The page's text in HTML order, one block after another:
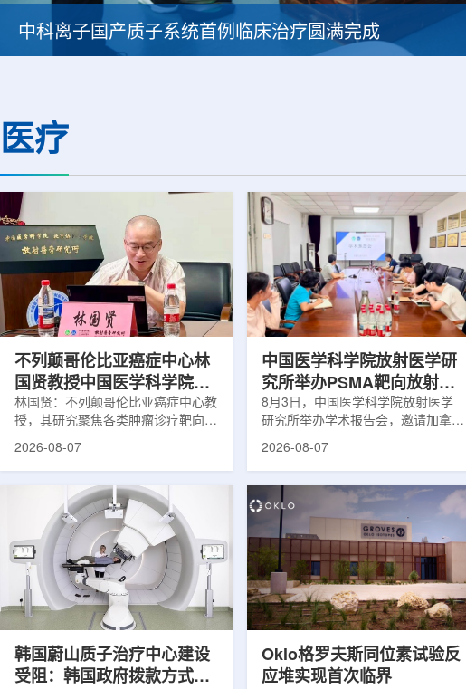
中科离子国产质子系统首例临床治疗圆满完成
医疗
不列颠哥伦比亚癌症中心林
国贤教授中国医学科学院放
射医学研究所开展学术交流
林国贤：不列颠哥伦比亚癌症中心教
授，其研究聚焦各类肿瘤诊疗靶向放
射性药物开发，迄今已主导/参与发
完成自研7款放射性药物的临床转
化，用于多种肿瘤诊疗。报告会上，
林国贤教授基于其团队多年的前沿探
索，系统梳理了针对前列腺癌靶点
PSMA的核药相关研究进展：一是F-
18标记PSMA靶向PET显像剂的分子
设计与临床优势;二是通过理性优化
分子结构，大幅提高Lu-177标记治
2026-08-07
中国医学科学院放射医学研
究所举办PSMA靶向放射性
药物学术报告会
8月3日，中国医学科学院放射医学
研究所举办学术报告会，邀请加拿大
温哥华不列颠哥伦比亚癌症中心林国
性药物开发》的学术报告。报告会采
取线上线下结合方式举行，放射所部
分科研人员和研究生参加。林国贤教
授长期从事肿瘤诊疗靶向放射性药物
开发研究，已主导或参与发表135余
篇同行评议期刊论文，提交30余项
放射性药物相关专利申请，并完成7
款自研放射性药物的临床转化，应用
2026-08-07
韩国蔚山质子治疗中心建设
受阻：韩国政府拨款方式调
Oklo格罗夫斯同位素试验反
应堆实现首次临界